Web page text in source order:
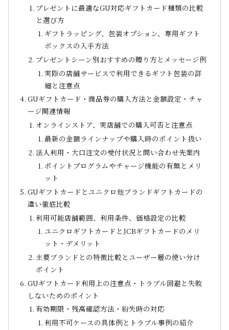
プレゼントに最適なGU対応ギフトカード種類の比較
と選び方
ギフトラッピング、包装オプション、専用ギフト
ボックスの入手方法
プレゼントシーン別おすすめの贈り方とメッセージ例
実際の店舗サービスで利用できるギフト包装の詳
細と注意点
GUギフトカード・商品券の購入方法と金額設定・チャ
ージ関連情報
オンラインストア、実店舗での購入可否と注意点
最新の金額ラインナップや購入時のポイント扱い
法人利用・大口注文の受付状況と問い合わせ先案内
ポイントプログラムやチャージ機能の有無とメリ
ット
GUギフトカードとユニクロ他ブランドギフトカードの
違い徹底比較
利用可能店舗範囲、利用条件、価格設定の比較
ユニクロギフトカードとJCBギフトカードのメリ
ット・デメリット
主要ブランドとの特徴比較とユーザー層の使い分け
ポイント
GUギフトカード利用上の注意点・トラブル回避と失敗
しないためのポイント
有効期限・残高確認方法・紛失時の対応
利用不可ケースの具体例とトラブル事例の紹介